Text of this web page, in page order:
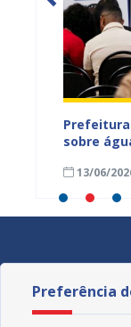
sobre
13/06/
Preferência